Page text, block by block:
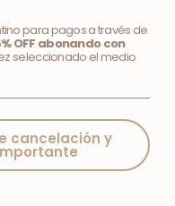
para pagos a través de
OFF abonando con
seleccionado el medio
cancelación y